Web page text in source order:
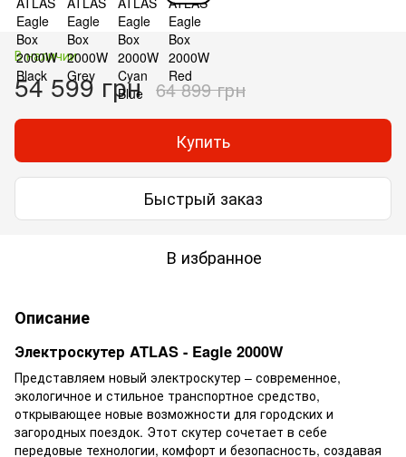
В наличии
54 599 грн 64 899 грн
Купить
Быстрый заказ
В избранное
Описание
Электроскутер ATLAS - Eagle 2000W
Представляем новый электроскутер – современное,
экологичное и стильное транспортное средство,
открывающее новые возможности для городских и
загородных поездок. Этот скутер сочетает в себе
передовые технологии, комфорт и безопасность, создавая